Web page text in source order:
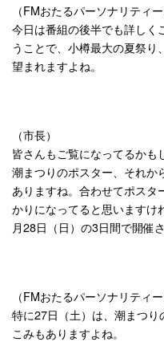
（FMおたるパーソナリティー
今日は番組の後半でも詳しく
うことで、小樽最大の夏祭
望まれますよね。
（市長）
皆さんもご覧になってるかも
潮まつりのポスター、それか
ありますね。合わせてポス
かりになってると思います
月28日（日）の3日間で開催
（FMおたるパーソナリティー
特に27日（土）は、潮まつ
こみもありますよね。